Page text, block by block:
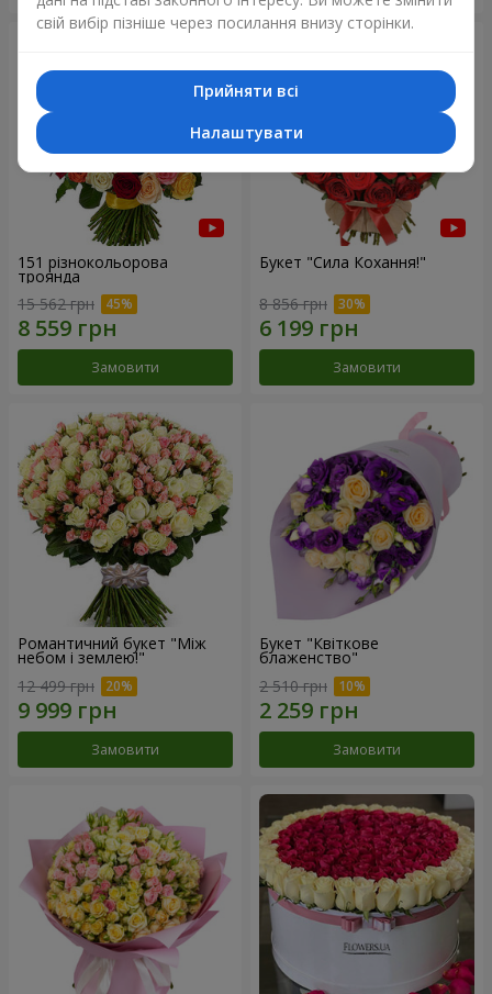
151 різнокольорова
троянда
15 562 грн
Замовити
Букет "Сила Кохання!"
8 856 грн
Замовити
Романтичний букет "Між
небом і землею!"
12 499 грн
Замовити
Букет "Квіткове
блаженство"
2 510 грн
Замовити
свій вибір пізніше через посилання внизу сторінки.
Прийняти всі
Налаштувати